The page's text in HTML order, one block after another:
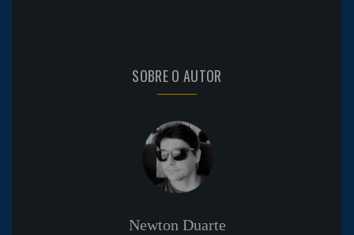
SOBRE O AUTOR
Newton Duarte